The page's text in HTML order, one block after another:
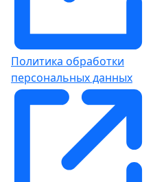
Политика обработки
персональных данных